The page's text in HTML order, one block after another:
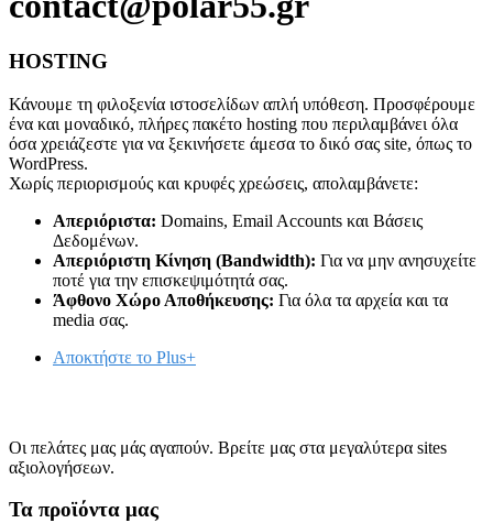
HOSTING
Κάνουμε τη φιλοξενία ιστοσελίδων απλή υπόθεση. Προσφέρουμε
ένα και μοναδικό, πλήρες πακέτο hosting που περιλαμβάνει όλα
όσα χρειάζεστε για να ξεκινήσετε άμεσα το δικό σας site, όπως το
WordPress.
Χωρίς περιορισμούς και κρυφές χρεώσεις, απολαμβάνετε:
Απεριόριστα: Domains, Email Accounts και Βάσεις
Δεδομένων.
Απεριόριστη Κίνηση (Bandwidth): Για να μην ανησυχείτε
ποτέ για την επισκεψιμότητά σας.
Άφθονο Χώρο Αποθήκευσης: Για όλα τα αρχεία και τα
media σας.
Αποκτήστε το Plus+
Οι πελάτες μας μάς αγαπούν. Βρείτε μας στα μεγαλύτερα sites
αξιολογήσεων.
Τα προϊόντα μας